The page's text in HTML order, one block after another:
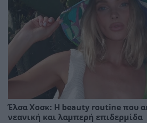
Έλσα Χοσκ: Η beauty routine που
νεανική και λαμπερή επιδερμίδα